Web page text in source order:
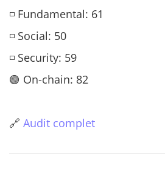
◽ Fundamental: 61
◽ Social: 50
◽ Security: 59
🟢 On-chain: 82
🔗 Audit complet